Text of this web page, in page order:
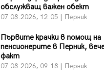
обслужващ важен обект
07.08.2026, 12:05 | Перник
Първите крачки в помощ на
пенсионерите в Перник,
факт
07.08.2026, 09:18 | Перник